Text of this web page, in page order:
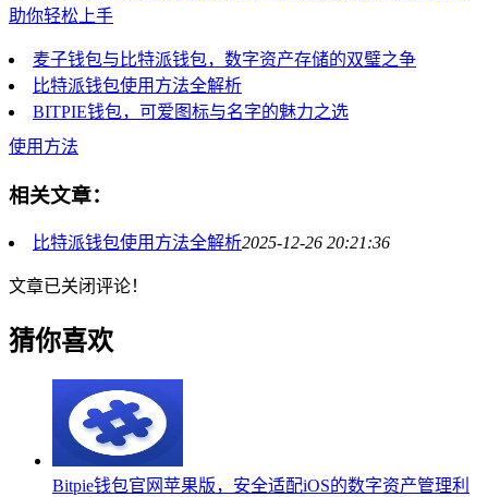
助你轻松上手
麦子钱包与比特派钱包，数字资产存储的双璧之争
比特派钱包使用方法全解析
BITPIE钱包，可爱图标与名字的魅力之选
使用方法
相关文章：
比特派钱包使用方法全解析2025-12-26 20:21:36
文章已关闭评论！
猜你喜欢
Bitpie钱包官网苹果版，安全适配iOS的数字资产管理利